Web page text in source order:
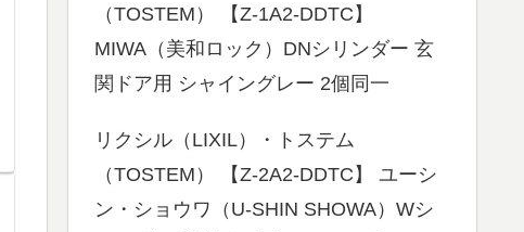
（TOSTEM） 【Z-1A2-DDTC】
MIWA（美和ロック）DNシリンダー 玄
関ドア用 シャイングレー 2個同一
リクシル（LIXIL）・トステム
（TOSTEM） 【Z-2A2-DDTC】 ユーシ
ン・ショウワ（U-SHIN SHOWA）Wシ